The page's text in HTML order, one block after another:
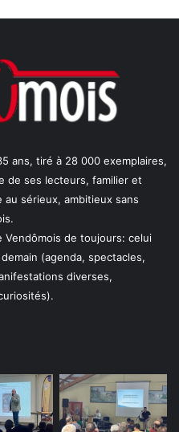
ans, tiré à 28 000 exemplaires,
de ses lecteurs, familier et
sérieux, ambitieux sans
Vendômois de toujours: celui
demain (agenda, spectacles,
diverses,